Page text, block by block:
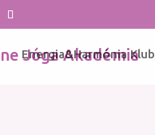
Energia&Harmónia Klub